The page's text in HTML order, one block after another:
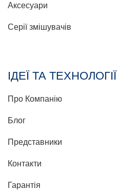
Аксесуари
Серії змішувачів
ІДЕЇ ТА ТЕХНОЛОГІЇ
Про Компанію
Блог
Представники
Контакти
Гарантія